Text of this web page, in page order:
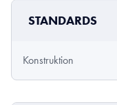
STANDARDS
Konstruktion